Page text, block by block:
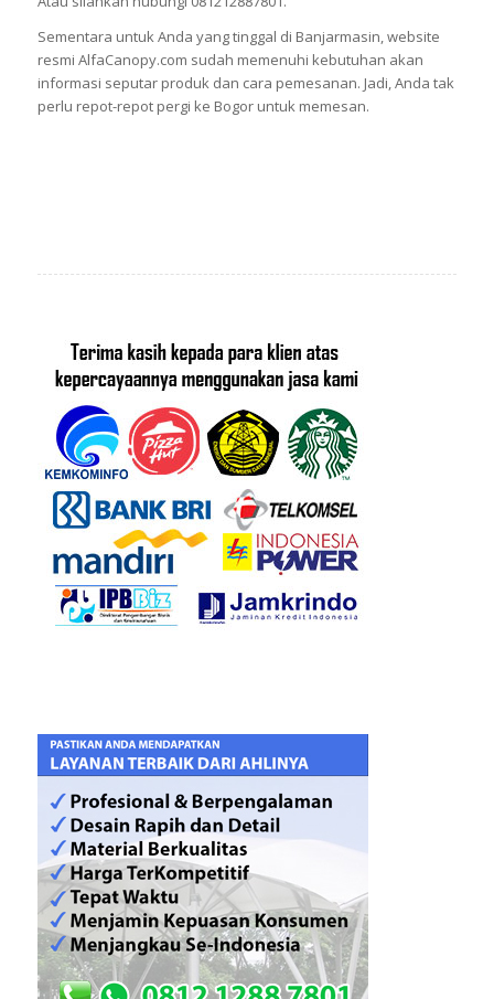
Sementara untuk Anda yang tinggal di Banjarmasin, website
resmi AlfaCanopy.com sudah memenuhi kebutuhan akan
informasi seputar produk dan cara pemesanan. Jadi, Anda tak
perlu repot-repot pergi ke Bogor untuk memesan.